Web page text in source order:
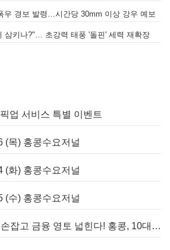
우 경보 발령…시간당 30mm 이상 강우 예보
삼키나?"… 초강력 태풍 '돌핀' 세력 재확장
업 서비스 특별 이벤트
(목) 홍콩수요저널
(화) 홍콩수요저널
(수) 홍콩수요저널
[홍콩경제] 중국과 손잡고 금융 영토 넓힌다! 홍콩, 10대 신규 정책 발표